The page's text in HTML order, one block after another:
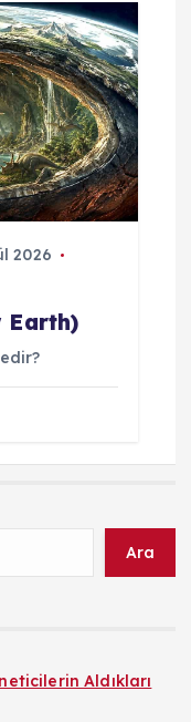
2026
Earth)
Ara
Aldıkları